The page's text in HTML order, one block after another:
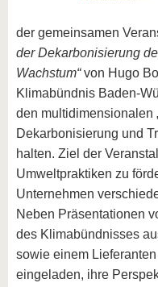
der gemeinsamen
der Dekarbonisierung
Wachstum“von Hugo
Klimabündnis Baden-
den multidimensionalen
Dekarbonisierung und
halten. Ziel der
Umweltpraktiken zu
Unternehmen
Neben Präsentationen
des Klimabündnisses
sowie einem
eingeladen, ihre